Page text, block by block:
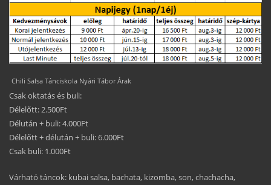
Chili Salsa Tánciskola Nyári Tábor Árak
Csak oktatás és buli:
Délelőtt: 2.500Ft
Délután + buli: 4.000Ft
Délelőtt + délután + buli: 6.000Ft
Csak buli: 1.000Ft
Várható táncok: kubai salsa, bachata, kizomba, son, chachacha,